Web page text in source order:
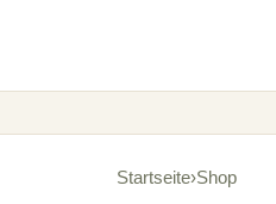
Startseite›Shop